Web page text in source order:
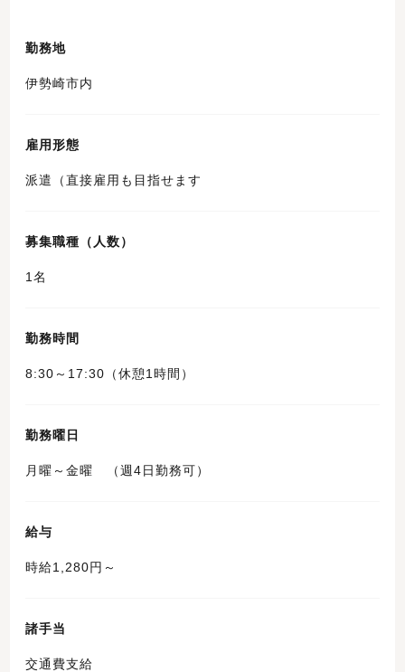
勤務地
伊勢崎市内
雇用形態
派遣（直接雇用も目指せます
募集職種（人数）
1名
勤務時間
8:30～17:30（休憩1時間）
勤務曜日
月曜～金曜 （週4日勤務可）
給与
時給1,280円～
諸手当
交通費支給